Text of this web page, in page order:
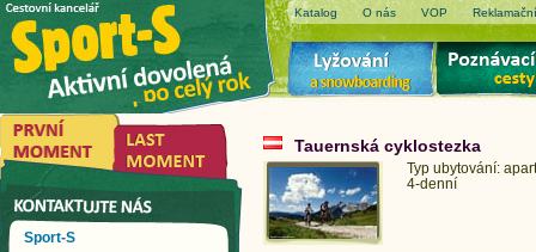
Katalog O nás VOP
Tauernská cyklostezka
Typ ubytování:
4-denní
Sport-S